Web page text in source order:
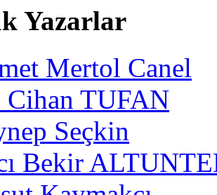
Yazarlar
Mertol Canel
Cihan TUFAN
Seçkin
Bekir